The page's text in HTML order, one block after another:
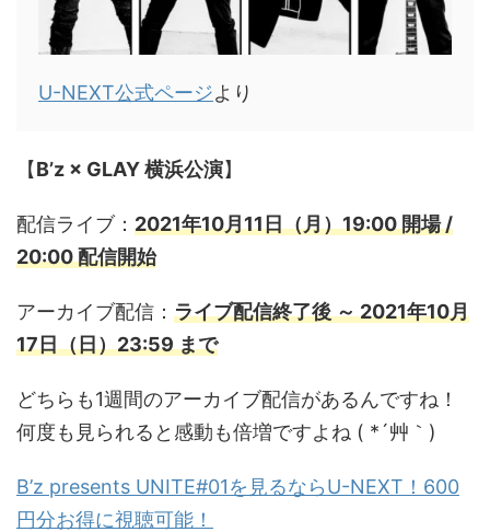
U-NEXT公式ページより
【B’z × GLAY 横浜公演】
配信ライブ： 2021年10月11日（月）19:00 開場 /
20:00 配信開始
アーカイブ配信： ライブ配信終了後 ～ 2021年10月
17日（日）23:59 まで
どちらも1週間のアーカイブ配信があるんですね！
何度も見られると感動も倍増ですよね ( *´艸｀)
B’z presents UNITE#01を見るならU-NEXT！600
円分お得に視聴可能！